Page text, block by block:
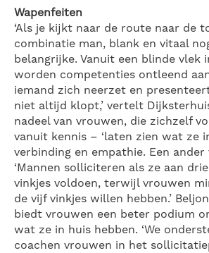
Wapenfeiten
‘Als je kijkt naar de route naar de
combinatie man, blank en vitaal
belangrijke. Vanuit een blinde vlek
worden competenties ontleend
iemand zich neerzet en
niet altijd klopt,’ vertelt
nadeel van vrouwen, die zichzelf
vanuit kennis – ‘laten zien wat ze
verbinding en empathie. Een ander
‘Mannen solliciteren als ze aan
vinkjes voldoen, terwijl vrouwen
de vijf vinkjes willen hebben.’
biedt vrouwen een beter podium
wat ze in huis hebben. ‘We
coachen vrouwen in het